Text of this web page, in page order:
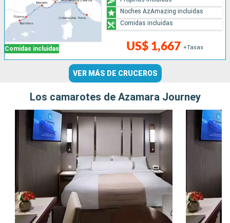
Comidas incluidas US$ 1,667 +Tasas
Noches AzAmazing incluidas
Comidas incluidas
VER MÁS DE CRUCEROS
Los camarotes de Azamara Journey